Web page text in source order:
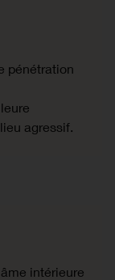
pénétration
agressif.
intérieure